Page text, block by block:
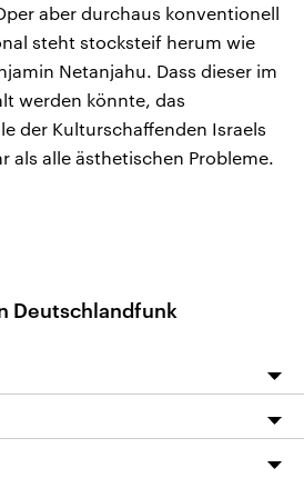
aber durchaus konventionell
steht stocksteif herum wie
Netanjahu. Dass dieser im
werden könnte, das
der Kulturschaffenden Israels
als alle ästhetischen Probleme.
Deutschlandfunk